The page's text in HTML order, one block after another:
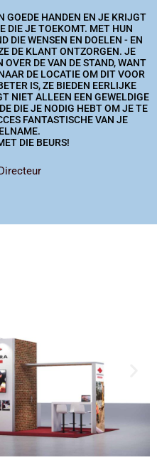
GOEDE HANDEN EN JE KRIJGT
DIE JE TOEKOMT. MET HUN
DIE WENSEN EN DOELEN - EN
DE KLANT ONTZORGEN. JE
DE VAN DE STAND, WANT
DE LOCATIE OM DIT VOOR
IS, ZE BIEDEN EERLIJKE
NIET ALLEEN EEN GEWELDIGE
DIE JE NODIG HEBT OM JE TE
FANTASTISCHE VAN JE
DIE BEURS!